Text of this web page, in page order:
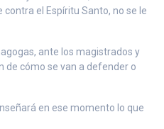
el Espíritu Santo, no se le
ante los magistrados y
de cómo se van a defender o
en ese momento lo que